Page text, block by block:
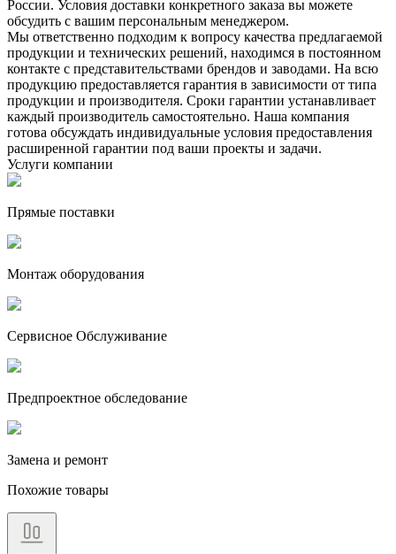
России. Условия доставки конкретного заказа вы можете
обсудить с вашим персональным менеджером.
Мы ответственно подходим к вопросу качества предлагаемой
продукции и технических решений, находимся в постоянном
контакте с представительствами брендов и заводами. На всю
продукцию предоставляется гарантия в зависимости от типа
продукции и производителя. Сроки гарантии устанавливает
каждый производитель самостоятельно. Наша компания
готова обсуждать индивидуальные условия предоставления
расширенной гарантии под ваши проекты и задачи.
Услуги компании
Прямые поставки
Монтаж оборудования
Сервисное Обслуживание
Предпроектное обследование
Замена и ремонт
Похожие товары